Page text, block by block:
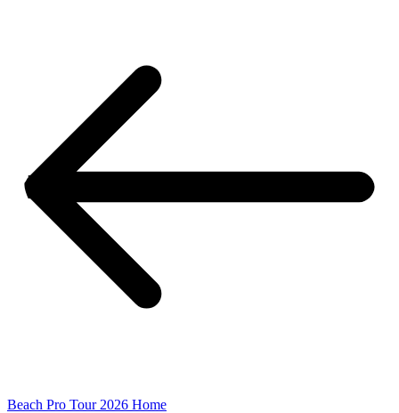
Beach Pro Tour 2026 Home